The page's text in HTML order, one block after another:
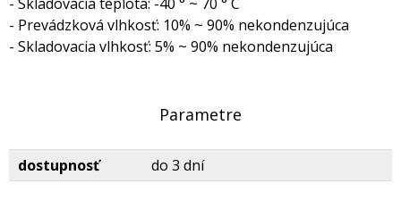
- Prevádzková vlhkosť: 10% ~ 90% nekondenzujúca
- Skladovacia vlhkosť: 5% ~ 90% nekondenzujúca
Parametre
dostupnosť do 3 dní